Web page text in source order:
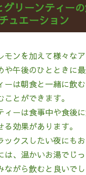
グリーンティー
ュエーション
モンを加えて様々な
午後のひとときに最
ーは朝食と一緒に飲
とができます。
ィーは食事中や食後
効果があります。
ックスしたい夜にもお
は、温かいお湯でじ
ながら飲むと良いでし